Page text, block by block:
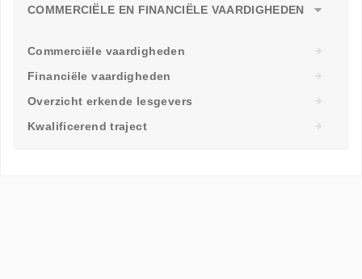
COMMERCIËLE EN FINANCIËLE VAARDIGHEDEN
Commerciële vaardigheden
Financiële vaardigheden
Overzicht erkende lesgevers
Kwalificerend traject